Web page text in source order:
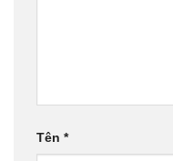
Tên *